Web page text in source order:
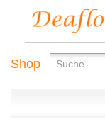
Shop